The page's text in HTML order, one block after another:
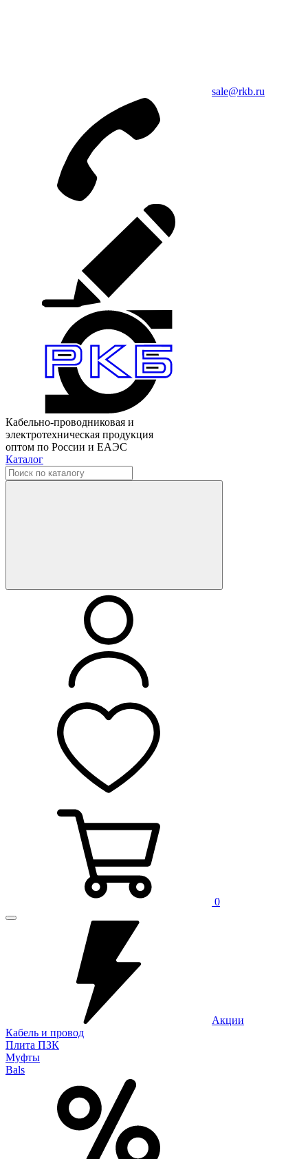
sale@rkb.ru
Кабельно-проводниковая и
электротехническая продукция
оптом по России и ЕАЭС
Каталог
0
Акции
Кабель и провод
Плита ПЗК
Муфты
Bals